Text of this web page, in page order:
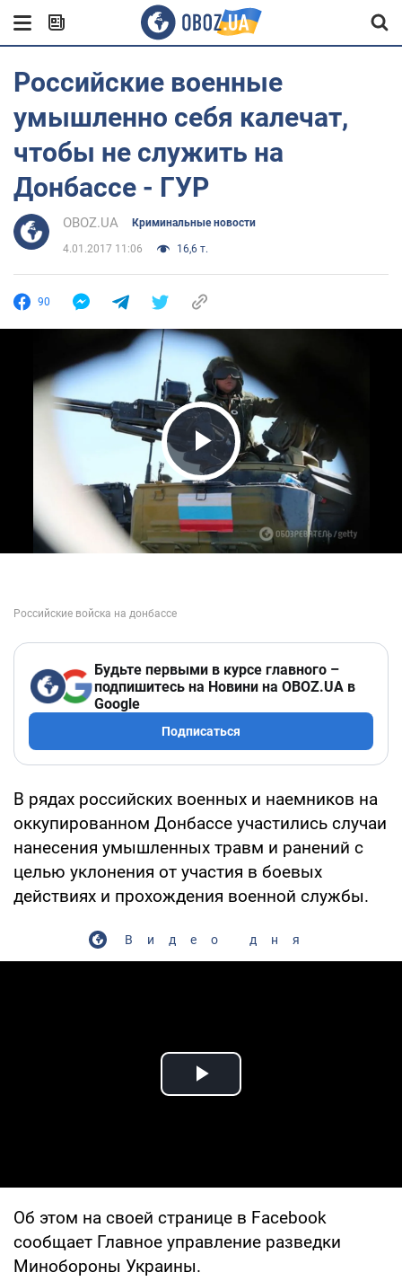
Российские военные
умышленно себя калечат,
чтобы не служить на
Донбассе - ГУР
OBOZ.UA Криминальные новости
4.01.2017 11:06 16,6 т.
90
Play Video
Будьте первыми в курсе главного –
подпишитесь на Новини на OBOZ.UA в
Google
Подписаться
В рядах российских военных и наемников на
оккупированном Донбассе участились случаи
нанесения умышленных травм и ранений с
целью уклонения от участия в боевых
действиях и прохождения военной службы.
Видео дня
Play Video
Об этом на своей странице в Facebook
сообщает Главное управление разведки
Минобороны Украины.